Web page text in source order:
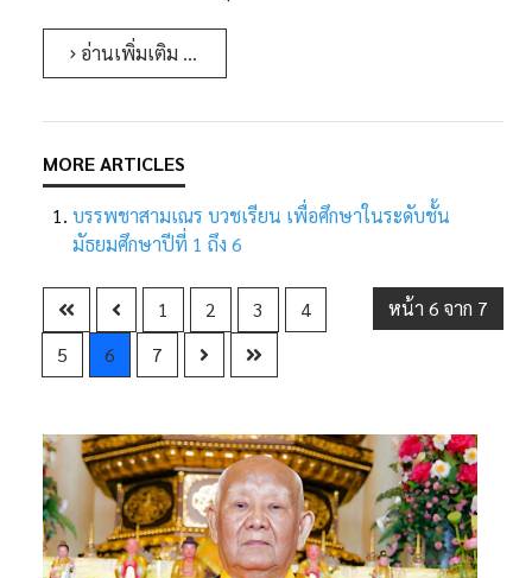
อ่านเพิ่มเติม …
บรรพชาสามเณร บวชเรียน เพื่อศึกษาในระดับชั้น
มัธยมศึกษาปีที่ 1 ถึง 6
หน้า 6 จาก 7
1 2 3
4
5
6 7